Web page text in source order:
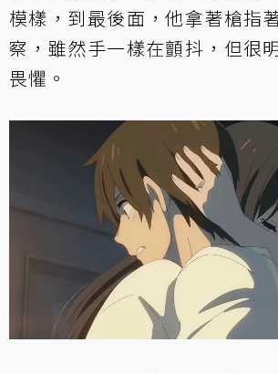
模樣，到最後面，他拿著槍指
察，雖然手一樣在顫抖，但很
畏懼。